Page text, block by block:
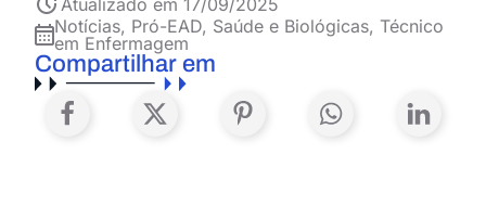
Notícias, Pró-EAD, Saúde e Biológicas, Técnico
em Enfermagem
Compartilhar em